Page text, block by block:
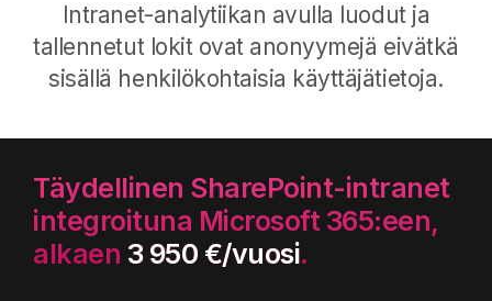
Intranet-analytiikan avulla luodut ja
tallennetut lokit ovat anonyymejä eivätkä
sisällä henkilökohtaisia käyttäjätietoja.
Täydellinen SharePoint-intranet
integroituna Microsoft 365:een,
alkaen 3 950 €/vuosi.